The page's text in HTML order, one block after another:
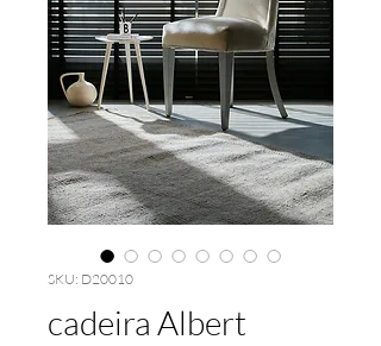
SKU: D20010
cadeira Albert